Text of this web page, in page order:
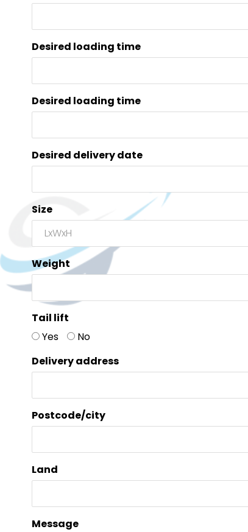
Desired loading time
Desired loading time
Desired delivery date
Size
Weight
Tail lift
Yes
No
Delivery address
Postcode/city
Land
Message